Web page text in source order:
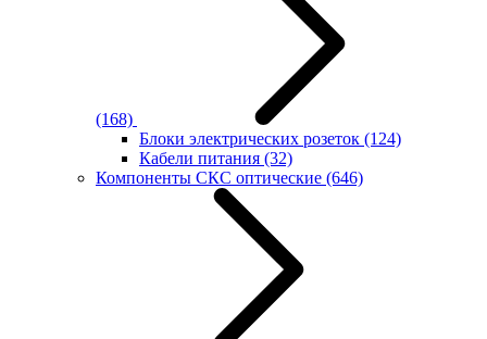
(168)
Блоки электрических розеток (124)
Кабели питания (32)
Компоненты СКС оптические (646)